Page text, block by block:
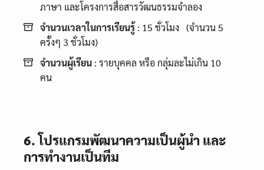
ภาษา และโครงการสื่อสารวัฒนธรรมจำลอง
จำนวนเวลาในการเรียนรู้ : 15 ชั่วโมง (จำนวน 5
ครั้งๆ 3 ชั่วโมง)
จำนวนผู้เรียน : รายบุคคล หรือ กลุ่มละไม่เกิน 10
คน
6. โปรแกรมพัฒนาความเป็นผู้นำ และ
การทำงานเป็นทีม